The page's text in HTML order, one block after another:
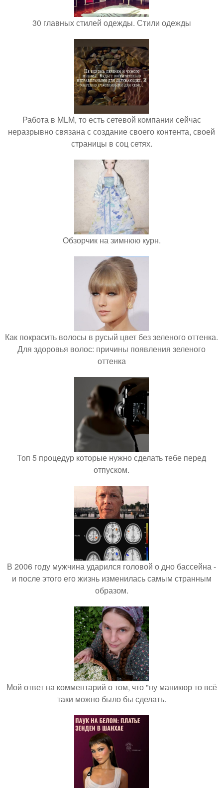
30 главных стилей одежды. Стили одежды
Работа в MLM, то есть сетевой компании сейчас
неразрывно связана с создание своего контента, своей
страницы в соц сетях.
Обзорчик на зимнюю курн.
Как покрасить волосы в русый цвет без зеленого оттенка.
Для здоровья волос: причины появления зеленого
оттенка
Топ 5 процедур которые нужно сделать тебе перед
отпуском.
В 2006 году мужчина ударился головой о дно бассейна -
и после этого его жизнь изменилась самым странным
образом.
Мой ответ на комментарий о том, что "ну маникюр то всё
таки можно было бы сделать.